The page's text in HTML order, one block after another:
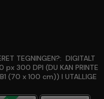
TEGNINGEN?: DIGITALT
300 DPI (DU KAN PRINTE
(70 x 100 cm)) I UTALLIGE